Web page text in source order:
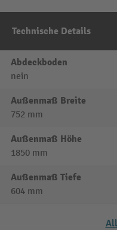
Technische Details
Abdeckboden
nein
Außenmaß Breite
752 mm
Außenmaß Höhe
1850 mm
Außenmaß Tiefe
604 mm